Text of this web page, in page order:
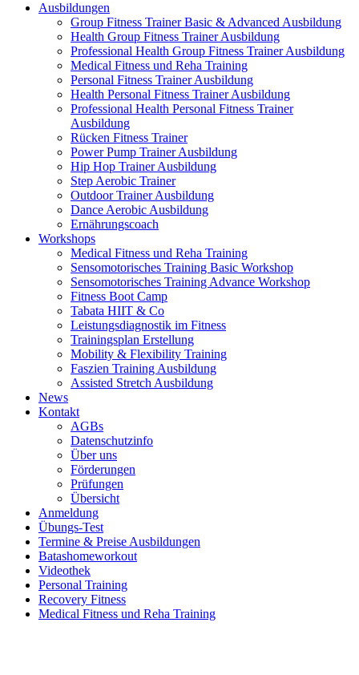
Ausbildungen
Group Fitness Trainer Basic & Advanced Ausbildung
Health Group Fitness Trainer Ausbildung
Professional Health Group Fitness Trainer Ausbildung
Medical Fitness und Reha Training
Personal Fitness Trainer Ausbildung
Health Personal Fitness Trainer Ausbildung
Professional Health Personal Fitness Trainer
Ausbildung
Rücken Fitness Trainer
Power Pump Trainer Ausbildung
Hip Hop Trainer Ausbildung
Step Aerobic Trainer
Outdoor Trainer Ausbildung
Dance Aerobic Ausbildung
Ernährungscoach
Workshops
Medical Fitness und Reha Training
Sensomotorisches Training Basic Workshop
Sensomotorisches Training Advance Workshop
Fitness Boot Camp
Tabata HIIT & Co
Leistungsdiagnostik im Fitness
Trainingsplan Erstellung
Mobility & Flexibility Training
Faszien Training Ausbildung
Assisted Stretch Ausbildung
News
Kontakt
AGBs
Datenschutzinfo
Über uns
Förderungen
Prüfungen
Übersicht
Anmeldung
Übungs-Test
Termine & Preise Ausbildungen
Batashomeworkout
Videothek
Personal Training
Recovery Fitness
Medical Fitness und Reha Training